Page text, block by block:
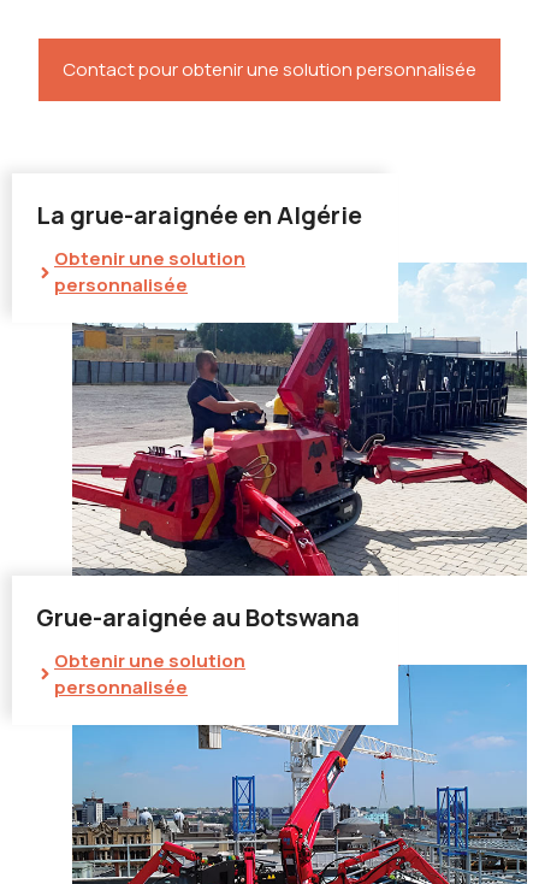
Contact pour obtenir une solution personnalisée
La grue-araignée en Algérie
Obtenir une solution
personnalisée
Grue-araignée au Botswana
Obtenir une solution
personnalisée